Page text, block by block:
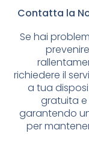
Contatta la
Se hai
richiedere il
a tua
gratuita e
garantendo
per